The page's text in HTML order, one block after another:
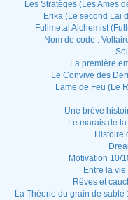
Les Stratèges (Les Ames
Erika (Le second Lai
Fullmetal Alchemist
Nom de code :
La première
Le Convive des
Lame de Feu (Le
Une brève
Le marais de
Histoire
Motivation 10/
Entre la
Rêves et
La Théorie du grain de sable